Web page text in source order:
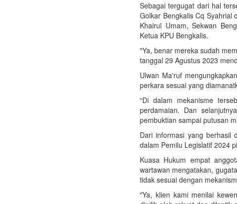
Sebagai tergugat dari hal
Golkar Bengkalis Cq Syahrial
Khairul Umam, Sekwan
Ketua KPU Bengkalis.
"Ya, benar mereka sudah
tanggal 29 Agustus 2023
Ulwan Ma'ruf
perkara sesuai yang
“Di dalam mekanisme
perdamaian. Dan
pembuktian sampai putusan
Dari informasi yang berhasil
dalam Pemilu Legislatif 2024
Kuasa Hukum empat
wartawan mengatakan,
tidak sesuai dengan
"Ya, klien kami menilai